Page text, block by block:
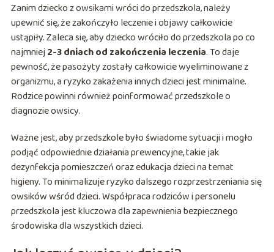
Zanim dziecko z owsikami wróci do przedszkola, należy
upewnić się, że zakończyło leczenie i objawy całkowicie
ustąpiły. Zaleca się, aby dziecko wróciło do przedszkola po co
najmniej2-3 dniach od zakończenia leczenia. To daje
pewność, że pasożyty zostały całkowicie wyeliminowane z
organizmu, a ryzyko zakażenia innych dzieci jest minimalne.
Rodzice powinni również poinformować przedszkole o
diagnozie owsicy.
Ważne jest, aby przedszkole było świadome sytuacji i mogło
podjąć odpowiednie działania prewencyjne, takie jak
dezynfekcja pomieszczeń oraz edukacja dzieci na temat
higieny. To minimalizuje ryzyko dalszego rozprzestrzeniania się
owsików wśród dzieci. Współpraca rodziców i personelu
przedszkola jest kluczowa dla zapewnienia bezpiecznego
środowiska dla wszystkich dzieci.